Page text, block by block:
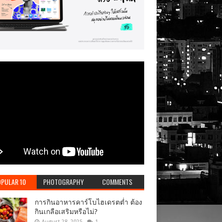
10 PHOTOGRAPHY COMMENTS
การกินอาหารคาร์โบไฮเดรตต่ำ ต้อง
กินเกลือเสริมหรือไม่?